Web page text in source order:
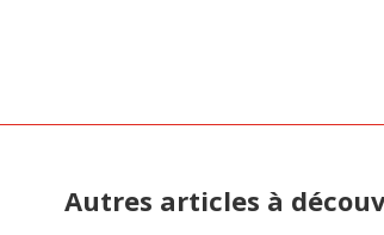
Autres articles à